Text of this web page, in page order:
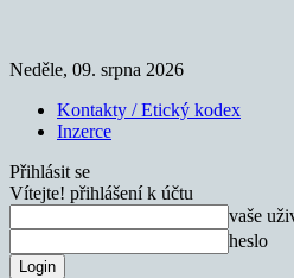
Neděle, 09. srpna 2026
Kontakty / Etický kodex
Inzerce
Přihlásit se
Vítejte! přihlášení k účtu
vaše
heslo